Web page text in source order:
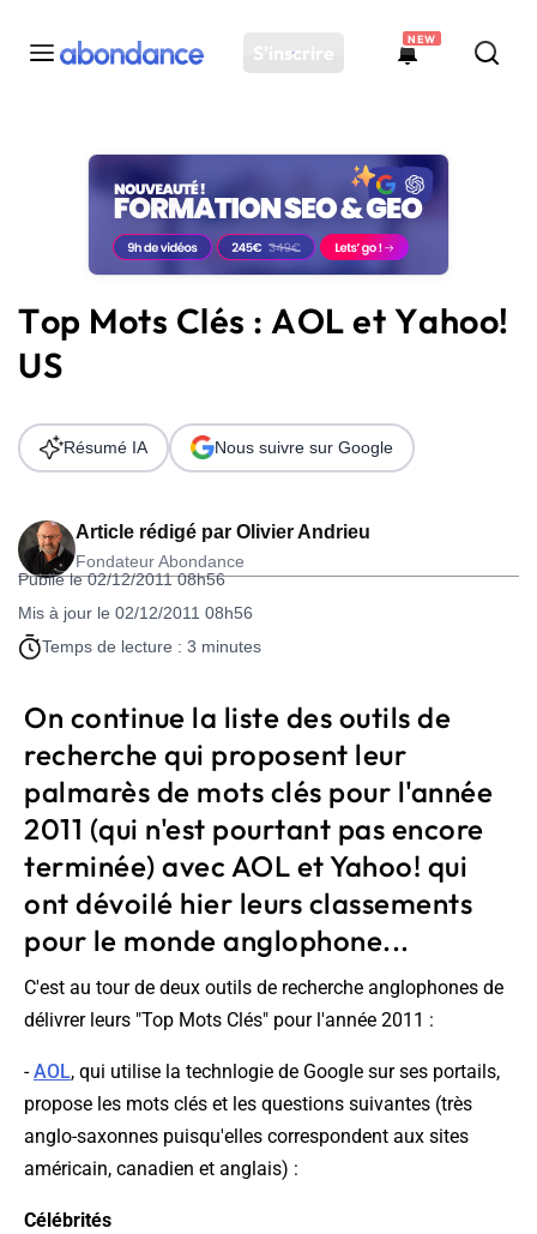
S'inscrire
NEW
Toutes les actus
Actus SEO
Plateforme
Solutions
Ressources
Audit SEO
Top Mots Clés : AOL et Yahoo!
US
Article rédigé par Olivier Andrieu
Fondateur Abondance
Publié le 02/12/2011 08h56
Mis à jour le 02/12/2011 08h56
Temps de lecture : 3 minutes
Résumé IA Nous suivre sur Google
On continue la liste des outils de
recherche qui proposent leur
palmarès de mots clés pour l'année
2011 (qui n'est pourtant pas encore
terminée) avec AOL et Yahoo! qui
ont dévoilé hier leurs classements
pour le monde anglophone...
C'est au tour de deux outils de recherche anglophones de
délivrer leurs "Top Mots Clés" pour l'année 2011 :
-AOL, qui utilise la technlogie de Google sur ses portails,
propose les mots clés et les questions suivantes (très
anglo-saxonnes puisqu'elles correspondent aux sites
américain, canadien et anglais) :
Célébrités